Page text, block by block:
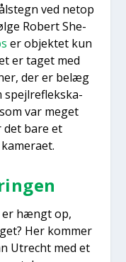
ved net­op
Robert She­
er objek­tet kun
er taget med
der er belæg
spejl­re­fleks­ka­
var meget
det bare et
er hængt op,
Her kom­mer
Utre­cht med et